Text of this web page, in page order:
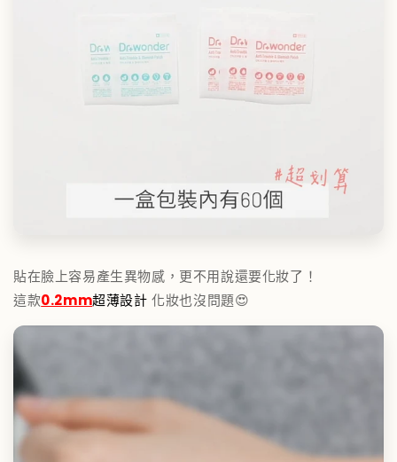
貼在臉上容易產生異物感，更不用說還要化妝了！
這款0.2mm超薄設計 化妝也沒問題😍